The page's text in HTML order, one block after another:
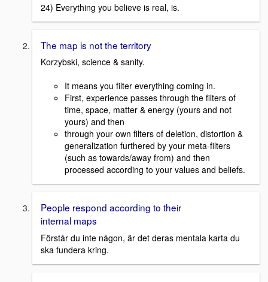
24) Everything you believe is real, is.
The map is not the territory
Korzybski, science & sanity.
It means you filter everything coming in.
First, experience passes through the filters of
time, space, matter & energy (yours and not
yours) and then
through your own filters of deletion, distortion &
generalization furthered by your meta-filters
(such as towards/away from) and then
processed according to your values and beliefs.
People respond according to their
internal maps
Förstår du inte någon, är det deras mentala karta du
ska fundera kring.